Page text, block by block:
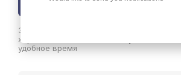
Здесь вы можете скачать песню
хорошем качестве или слушайте ее
удобное время